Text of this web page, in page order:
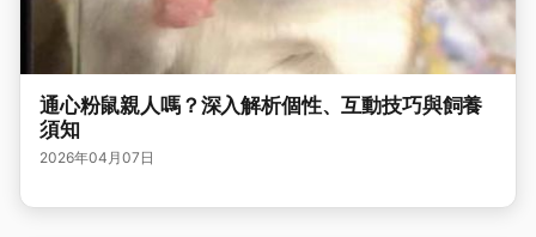
通心粉鼠親人嗎？深入解析個性、互動技巧與飼養
須知
2026年04月07日